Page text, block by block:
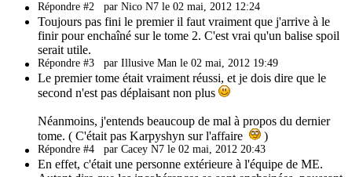
Répondre #2 par Nico N7 le 02 mai, 2012 12:24
Toujours pas fini le premier il faut vraiment que j'arrive à le
finir pour enchaîné sur le tome 2. C'est vrai qu'un balise spoil
serait utile.
Répondre #3 par Illusive Man le 02 mai, 2012 19:49
Le premier tome était vraiment réussi, et je dois dire que le
second n'est pas déplaisant non plus
Néanmoins, j'entends beaucoup de mal à propos du dernier
tome. ( C'était pas Karpyshyn sur l'affaire
)
Répondre #4 par Cacey N7 le 02 mai, 2012 20:43
En effet, c'était une personne extérieure à l'équipe de ME.